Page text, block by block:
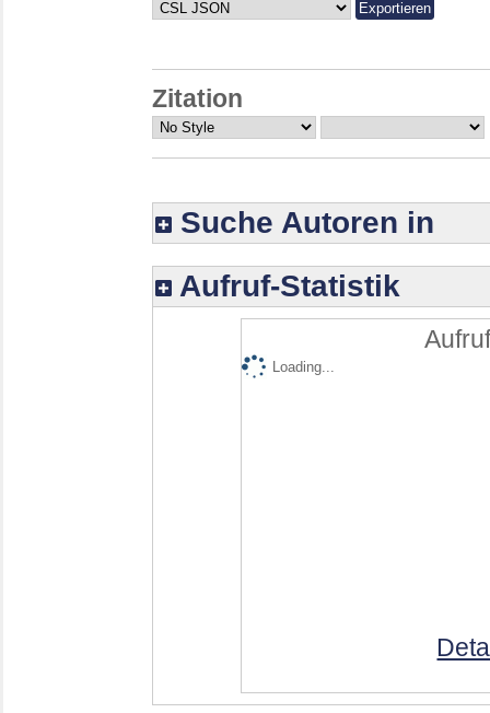
Zitation
Suche Autoren in
Aufruf-Statistik
Loading...